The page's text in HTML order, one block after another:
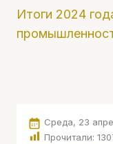
Итоги 2024
Среда, 23
Прочитали: